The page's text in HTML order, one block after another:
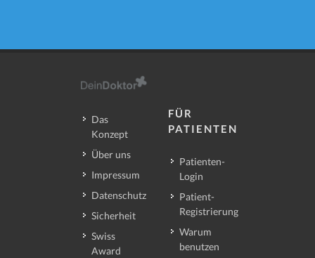
Das
Konzept
Über uns
Impressum
Datenschutz
Sicherheit
Swiss
Award
FÜR
PATIENTEN
Patienten-
Login
Patient-
Registrierung
Warum
benutzen